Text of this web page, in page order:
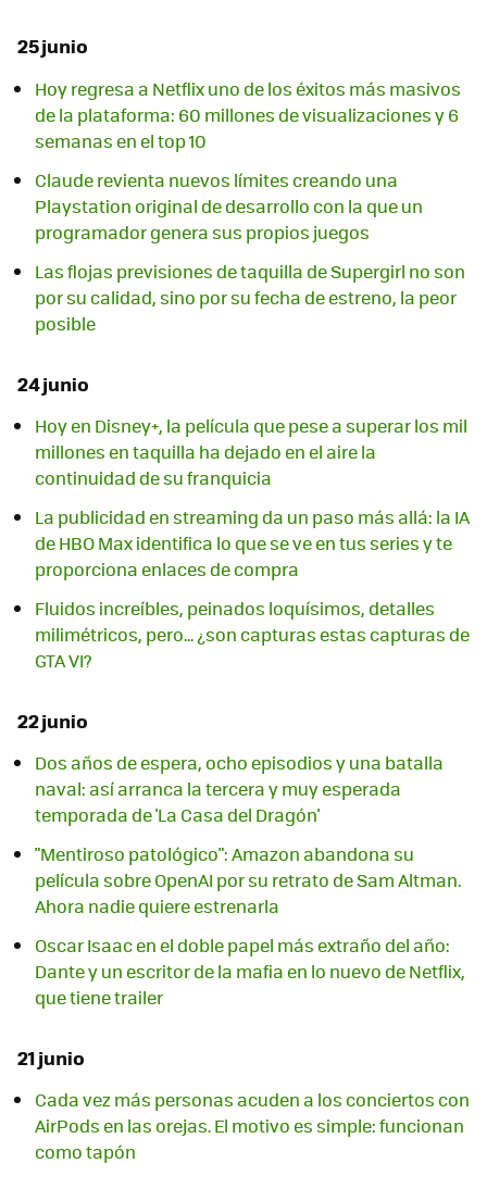
25 junio
Hoy regresa a Netflix uno de los éxitos más masivos
de la plataforma: 60 millones de visualizaciones y 6
semanas en el top 10
Claude revienta nuevos límites creando una
Playstation original de desarrollo con la que un
programador genera sus propios juegos
Las flojas previsiones de taquilla de Supergirl no son
por su calidad, sino por su fecha de estreno, la peor
posible
24 junio
Hoy en Disney+, la película que pese a superar los mil
millones en taquilla ha dejado en el aire la
continuidad de su franquicia
La publicidad en streaming da un paso más allá: la IA
de HBO Max identifica lo que se ve en tus series y te
proporciona enlaces de compra
Fluidos increíbles, peinados loquísimos, detalles
milimétricos, pero... ¿son capturas estas capturas de
GTA VI?
22 junio
Dos años de espera, ocho episodios y una batalla
naval: así arranca la tercera y muy esperada
temporada de 'La Casa del Dragón'
"Mentiroso patológico": Amazon abandona su
película sobre OpenAI por su retrato de Sam Altman.
Ahora nadie quiere estrenarla
Oscar Isaac en el doble papel más extraño del año:
Dante y un escritor de la mafia en lo nuevo de Netflix,
que tiene trailer
21 junio
Cada vez más personas acuden a los conciertos con
AirPods en las orejas. El motivo es simple: funcionan
como tapón